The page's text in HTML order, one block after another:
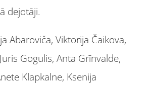
dejotāji.
Abaroviča, Viktorija Čaikova,
Gogulis, Anta Grīnvalde,
Klapkalne, Ksenija